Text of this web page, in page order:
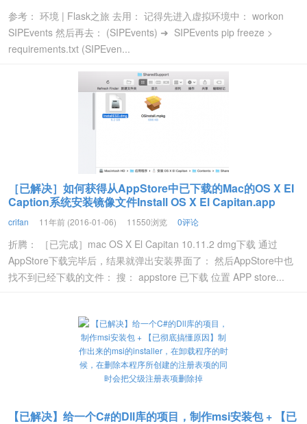
参考： 环境 | Flask之旅 去用： 记得先进入虚拟环境中： workon
SIPEvents 然后再去： (SIPEvents) ➜ SIPEvents pip freeze >
requirements.txt (SIPEven...
［已解决］如何获得从AppStore中已下载的Mac的OS X EI
Caption系统安装镜像文件Install OS X El Capitan.app
crifan 11年前 (2016-01-06) 11550浏览 0评论
折腾： ［已完成］mac OS X El Capitan 10.11.2 dmg下载 通过
AppStore下载完毕后，结果就弹出安装界面了： 然后AppStore中也
找不到已经下载的文件： 搜： appstore 已下载 位置 APP store...
【已解决】给一个C#的Dll库的项目，制作msi安装包 + 【已